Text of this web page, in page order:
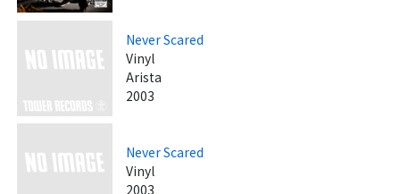
Never Scared
Vinyl
Arista
2003
Never Scared
Vinyl
2003